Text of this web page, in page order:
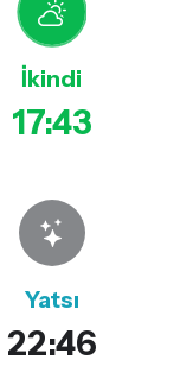
İkindi
17:43
Yatsı
22:46